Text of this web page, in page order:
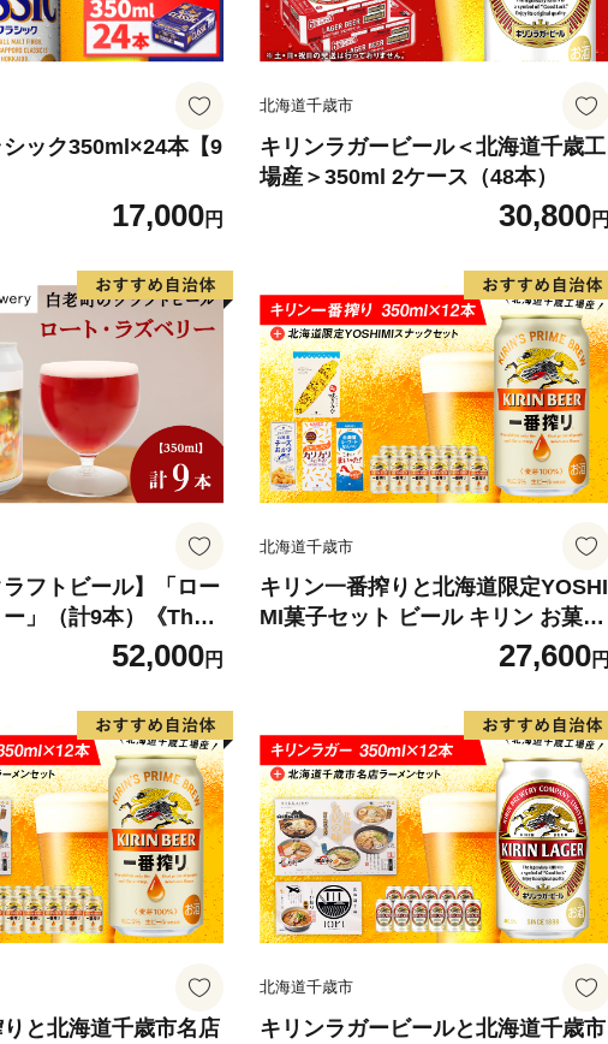
ック350ml×24本【9
17,000円
北海道千歳市
キリンラガービール＜北海道千歳工
場産＞350ml 2ケース（48本）
30,800円
ラフトビール】「ロー
ー」（計9本）《The
52,000円
北海道千歳市
キリン一番搾りと北海道限定YOSHI
MI菓子セット ビール キリン お菓子
27,600円
と北海道千歳市名店
北海道千歳市
キリンラガービールと北海道千歳市